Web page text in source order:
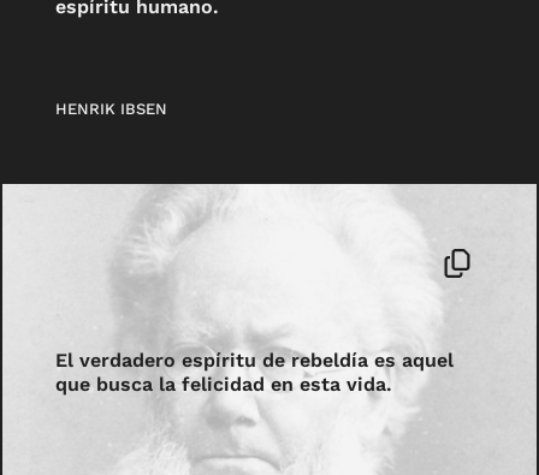
espíritu humano.
HENRIK IBSEN
El verdadero espíritu de rebeldía es aquel
que busca la felicidad en esta vida.